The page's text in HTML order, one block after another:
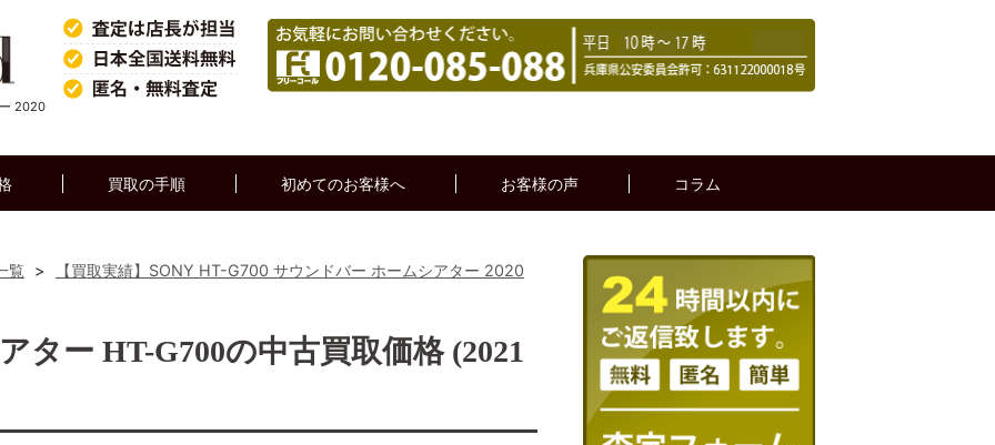
2020
買取の手順 初めてのお客様へ お客様の声 コラム
覧 > 【買取実績】SONY HT-G700 サウンドバー ホームシアター 2020
ター HT-G700の中古買取価格 (2021